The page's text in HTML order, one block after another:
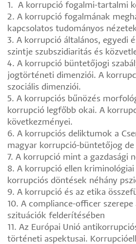
1. A korrupció fogalmi-tartalmi
2. A korrupció fogalmának
kapcsolatos tudományos
3. A korrupció általános, egyedi
szintje szubszidiaritás és
4. A korrupció büntetőjogi
jogtörténeti dimenziói. A
szociális dimenziói.
5. A korrupciós bűnözés
korrupció legfőbb okai. A
következményei.
6. A korrupciós deliktumok a
magyar korrupció-büntetőjog de
7. A korrupció mint a gazdasági
8. A korrupció ellen kriminológiai
korrupciós döntések néhány
9. A korrupció és az etika
10. A compliance-officer
szituációk felderítésében
11. Az Európai Unió
történeti aspektusai.